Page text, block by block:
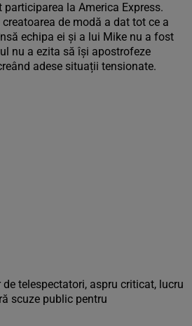
participarea la America Express.
de modă a dat tot ce a
echipa ei și a lui Mike nu a fost
nu a ezita să își apostrofeze
adese situații tensionate.
telespectatori, aspru criticat, lucru
scuze public pentru